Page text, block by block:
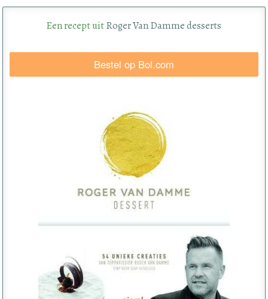
Een recept uitRoger Van Damme desserts
Bestel op Bol.com